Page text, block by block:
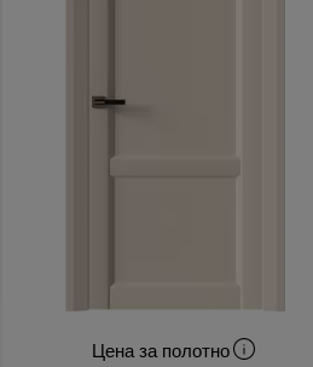
Цена за полотно